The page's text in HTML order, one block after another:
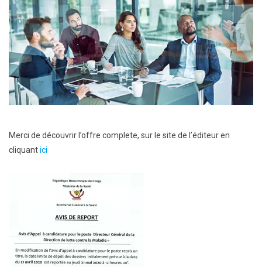
Merci de découvrir l’offre complete, sur le site de l’éditeur en
cliquantici